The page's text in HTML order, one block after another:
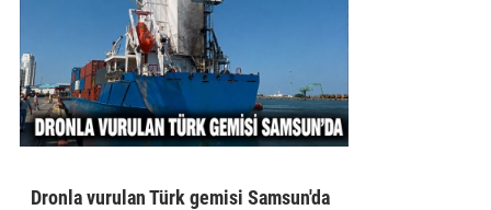
Dronla vurulan Türk gemisi Samsun'da